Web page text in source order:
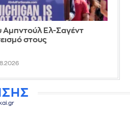
Αμπντούλ Ελ-Σαγέντ
στους